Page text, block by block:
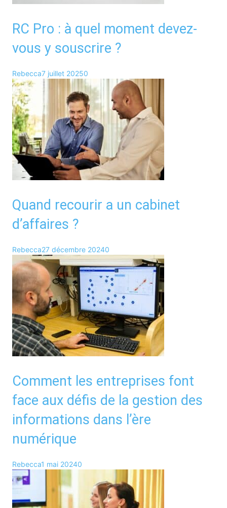
RC Pro : à quel moment devez-
vous y souscrire ?
Rebecca7 juillet 20250
Quand recourir a un cabinet
d’affaires ?
Rebecca27 décembre 20240
Comment les entreprises font
face aux défis de la gestion des
informations dans l’ère
numérique
Rebecca1 mai 20240